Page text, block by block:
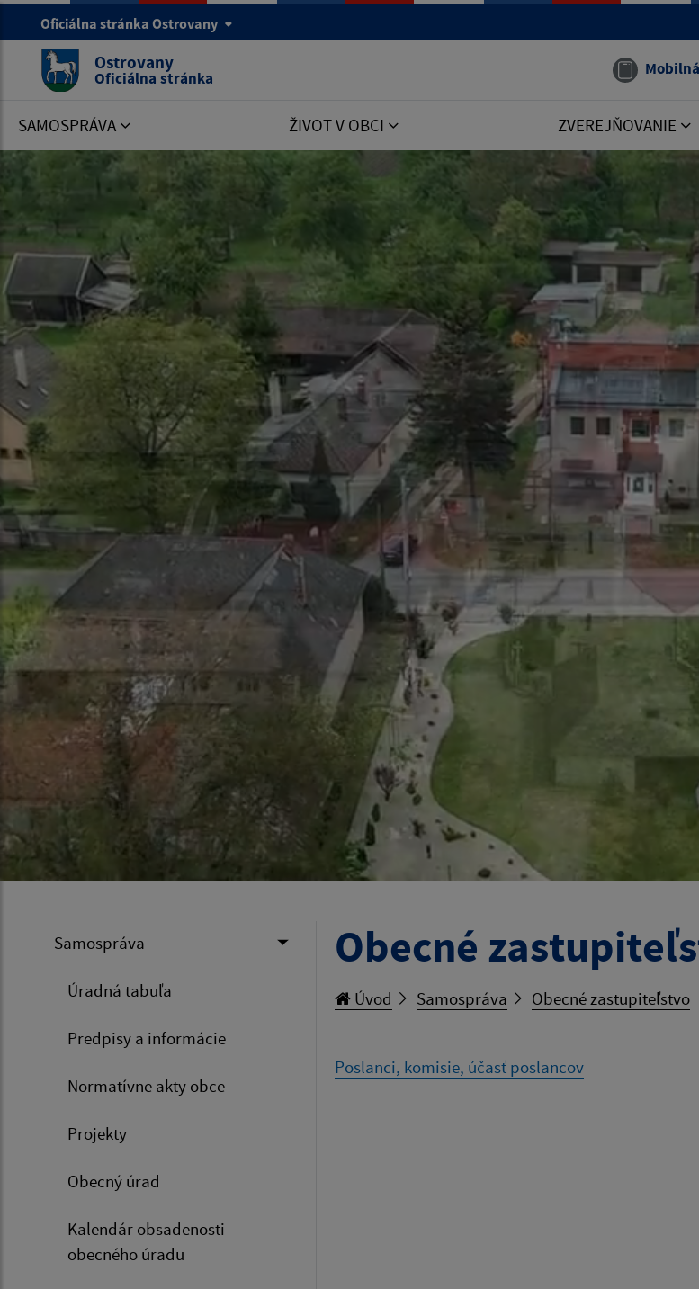
Oficiálna stránka Ostrovany
Ostrovany
Oficiálna stránka
SAMOSPRÁVA ŽIVOT V OBCI ZVEREJŇOVANIE
Samospráva
Úradná tabuľa
Predpisy a informácie
Normatívne akty obce
Projekty
Obecný úrad
Kalendár obsadenosti
obecného úradu
Obecné
Úvod Samospráva Obecné zastupiteľstvo
Poslanci, komisie, účasť poslancov